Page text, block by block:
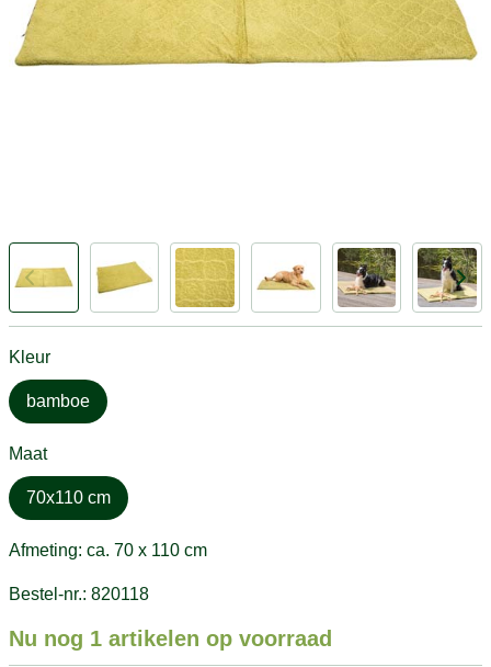
Kleur
bamboe
Maat
70x110 cm
Afmeting: ca. 70 x 110 cm
Bestel-nr.: 820118
Nu nog 1 artikelen op voorraad